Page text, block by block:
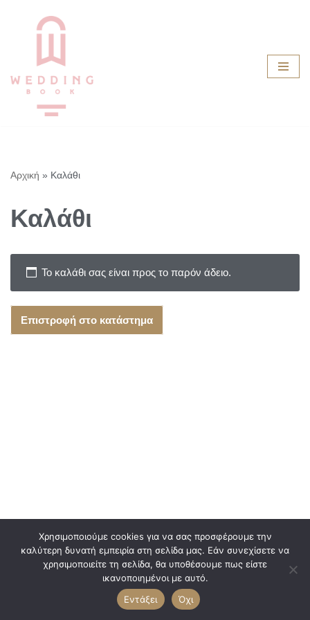
Μεταπηδήστε
περιεχόμενο
Αρχική » Καλάθι
Καλάθι
Το καλάθι σας είναι προς το παρόν άδειο.
Επιστροφή στο κατάστημα
Copyright © 2021 WEDDING BOOK | Powered by WEDDING
BOOK
0
Χρησιμοποιούμε cookies για να σας προσφέρουμε την
καλύτερη δυνατή εμπειρία στη σελίδα μας. Εάν συνεχίσετε να
χρησιμοποιείτε τη σελίδα, θα υποθέσουμε πως είστε
ικανοποιημένοι με αυτό.
Εντάξει
Όχι